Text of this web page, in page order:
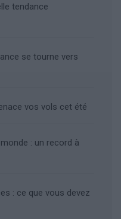
tendance
se tourne vers
vos vols cet été
: un record à
: ce que vous devez